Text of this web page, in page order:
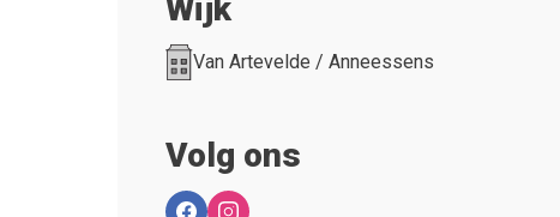
Wijk
Van Artevelde / Anneessens
Volg ons